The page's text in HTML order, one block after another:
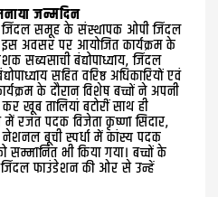
जन्मदिन
जिंदल समूह के संस्थापक ओपी जिंदल
अवसर पर आयोजित कार्यक्रम के
सब्यसाची बंद्योपाध्याय, जिंदल
सहित वरिष्ठ अधिकारियों एवं
के दौरान विशेष बच्चों ने अपनी
खूब तालियां बटोरीं साथ ही
रजत पदक विजेता कृष्णा सिदार,
बूची स्पर्धा में कांस्य पदक
भी किया गया। बच्चों के
फाउंडेशन की ओर से उन्हें